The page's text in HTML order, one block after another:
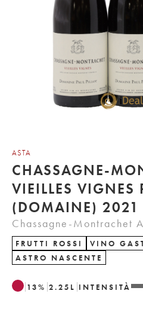
ASTA
CHASSAGNE-
VIEILLES VIGNES
(DOMAINE) 2021
Chassagne-Montrachet
FRUTTI ROSSI
VINO
ASTRO NASCENTE
13% 2.25 L INTENSITÀ